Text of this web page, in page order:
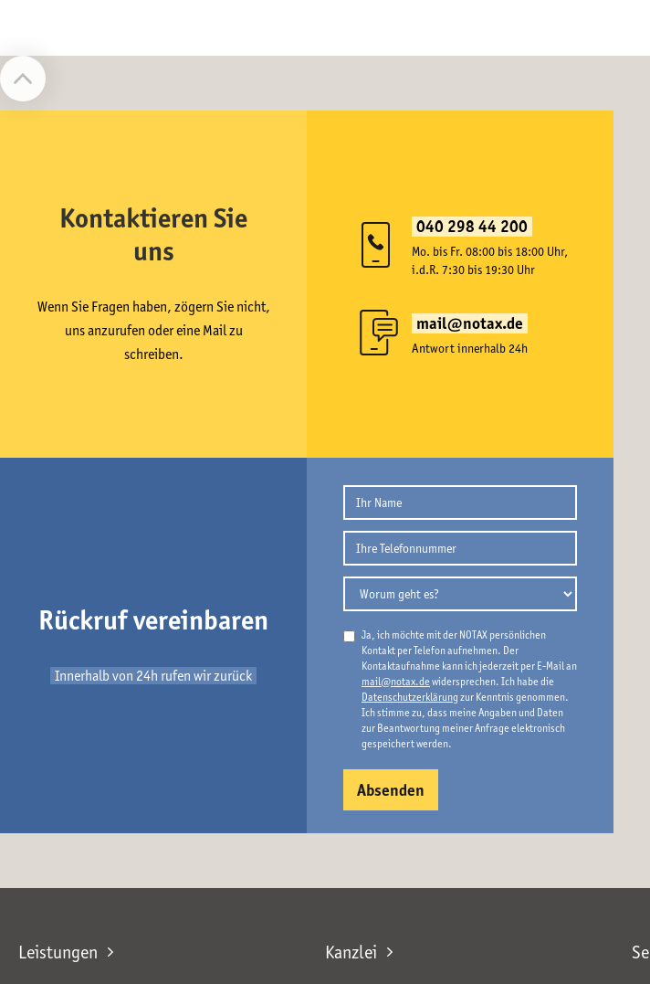
Kontaktieren Sie
uns
Wenn Sie Fragen haben, zögern Sie nicht,
uns anzurufen oder eine Mail zu
schreiben.
040 298 44 200
Mo. bis Fr. 08:00 bis 18:00 Uhr,
i.d.R. 7:30 bis 19:30 Uhr
mail@notax.de
Antwort innerhalb 24h
Rückruf vereinbaren
Innerhalb von 24h rufen wir zurück
Ja, ich möchte mit der NOTAX persönlichen
Kontakt per Telefon aufnehmen. Der
Kontaktaufnahme kann ich jederzeit per E-Mail an
mail@notax.de widersprechen. Ich habe die
Datenschutzerklärungzur Kenntnis genommen.
Ich stimme zu, dass meine Angaben und Daten
zur Beantwortung meiner Anfrage elektronisch
gespeichert werden.
Leistungen Kanzlei